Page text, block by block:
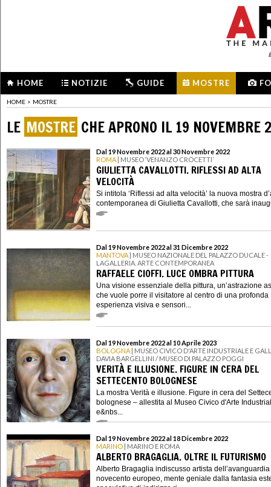
HOME NOTIZIE GUIDE MOSTRE
HOME > MOSTRE
LE MOSTRE CHE APRONO IL 19 NOVEMBRE
Dal 19 Novembre 2022 al 30 Novembre 2022
ROMA | MUSEO ‘VENANZO CROCETTI’
GIULIETTA CAVALLOTTI. RIFLESSI AD ALTA
VELOCITÀ
Si intitola ‘Riflessi ad alta velocità’ la nuova mostra
contemporanea di Giulietta Cavallotti, che sarà
Dal 19 Novembre 2022 al 31 Dicembre 2022
MANTOVA | MUSEO NAZIONALE DEL PALAZZO DUCALE -
LAGALLERIA. ARTE CONTEMPORANEA
RAFFAELE CIOFFI. LUCE OMBRA PITTURA
Una visione essenziale della pittura, un’astrazione
che vuole porre il visitatore al centro di una profonda
esperienza visiva e sensori...
Dal 19 Novembre 2022 al 10 Aprile 2023
BOLOGNA | MUSEO CIVICO D'ARTE INDUSTRIALE E
DAVIA BARGELLINI / MUSEO DI PALAZZO POGGI
VERITÀ E ILLUSIONE. FIGURE IN CERA DEL
SETTECENTO BOLOGNESE
La mostra Verità e illusione. Figure in cera del
bolognese – allestita al Museo Civico d'Arte
e&nbs...
Dal 19 Novembre 2022 al 18 Dicembre 2022
MARINO | MARINO E ROMA
ALBERTO BRAGAGLIA. OLTRE IL FUTURISMO
Alberto Bragaglia indiscusso artista
novecento europeo, mente geniale dalla fantasia